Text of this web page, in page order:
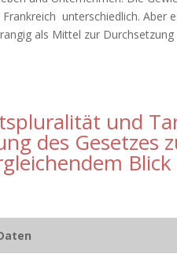
unterschiedlich. Aber
als Mittel zur
und
des Gesetzes